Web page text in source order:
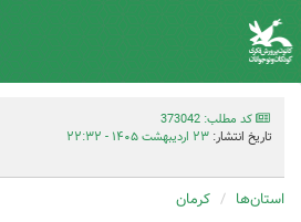
کد مطلب: 373042
تاریخ انتشار: ۲۳ اردیبهشت ۱۴۰۵ - ۲۲:۳۲
استان‌ها کرمان